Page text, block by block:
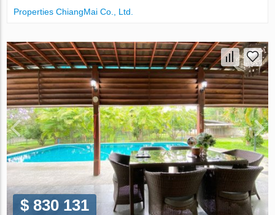
Properties ChiangMai Co., Ltd.
$ 830 131